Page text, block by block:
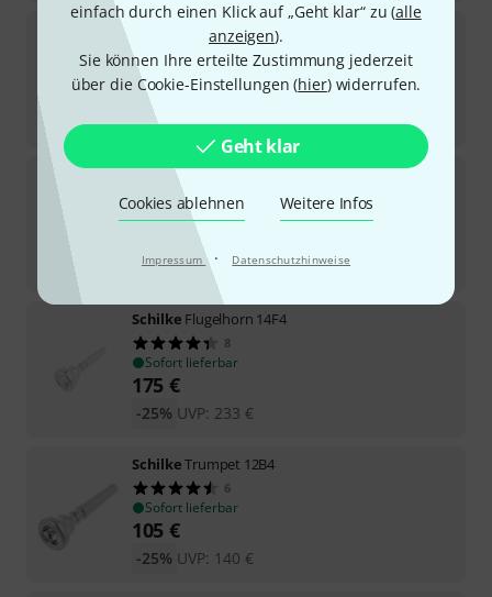
einfach durch einen Klick auf „Geht klar“ zu (alle
anzeigen).
Sie können Ihre erteilte Zustimmung jederzeit
über die Cookie-Einstellungen (hier) widerrufen.
Geht klar
Cookies ablehnen Weitere Infos
Impressum · Datenschutzhinweise
Trombone 51B Large
8
Sofort lieferbar
129 €
UVP:182 €
-29%
SchilkeFrench Horn 30
6
Sofort lieferbar
UVP: 140 €
-25%
Schilke Flugelhorn 14F4
8
Sofort lieferbar
175 €
UVP: 233 €
-25%
SchilkeTrumpet 12B4
6
Sofort lieferbar
105 €
UVP: 140 €
-25%